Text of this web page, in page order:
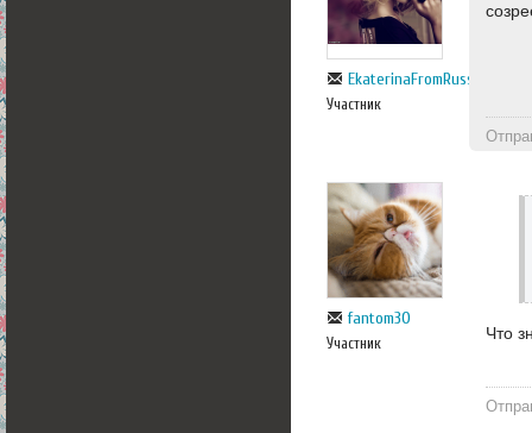
EkaterinaFromRussia
Участник
fantom30
Участник
Что